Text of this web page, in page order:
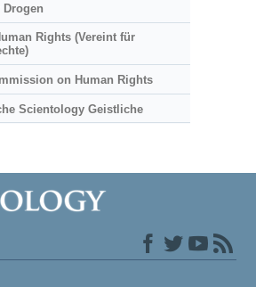
Drogen
Rights (Vereint für
on Human Rights
Scientology Geistliche